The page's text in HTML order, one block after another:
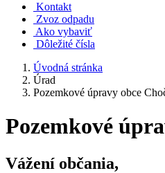
Kontakt
Zvoz odpadu
Ako vybaviť
Dôležité čísla
Úvodná stránka
Úrad
Pozemkové úpravy obce
Pozemkové
Vážení občania,